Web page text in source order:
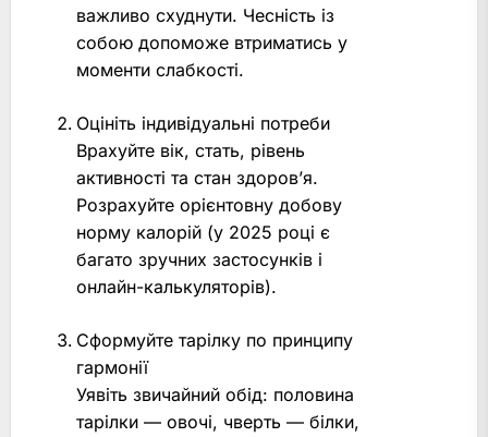
важливо схуднути. Чесність із
собою допоможе втриматись у
моменти слабкості.
Оцініть індивідуальні потреби
Врахуйте вік, стать, рівень
активності та стан здоров’я.
Розрахуйте орієнтовну добову
норму калорій (у 2025 році є
багато зручних застосунків і
онлайн-калькуляторів).
Сформуйте тарілку по принципу
гармонії
Уявіть звичайний обід: половина
тарілки — овочі, чверть — білки,